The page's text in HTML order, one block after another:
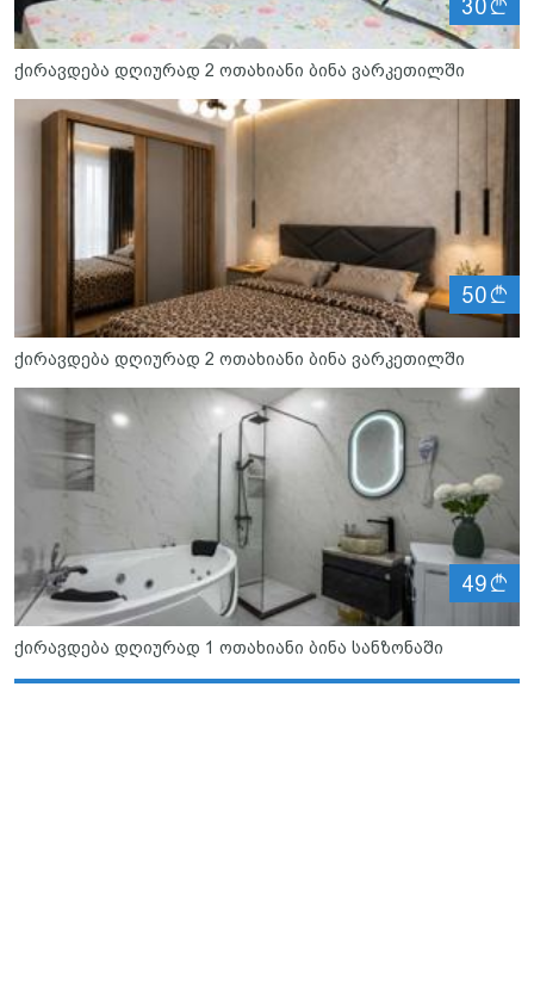
30
ქირავდება დღიურად 2 ოთახიანი ბინა ვარკეთილში
50
ქირავდება დღიურად 2 ოთახიანი ბინა ვარკეთილში
49
ქირავდება დღიურად 1 ოთახიანი ბინა სანზონაში